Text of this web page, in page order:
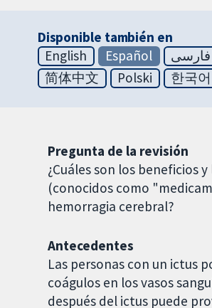
Disponible también en
English
Español فارسی
简体中文
Polski 한국어
Pregunta de la revisión
¿Cuáles son los beneficios
(conocidos como
hemorragia cerebral?
Antecedentes
Las personas con un ictus
coágulos en los vasos
después del ictus puede